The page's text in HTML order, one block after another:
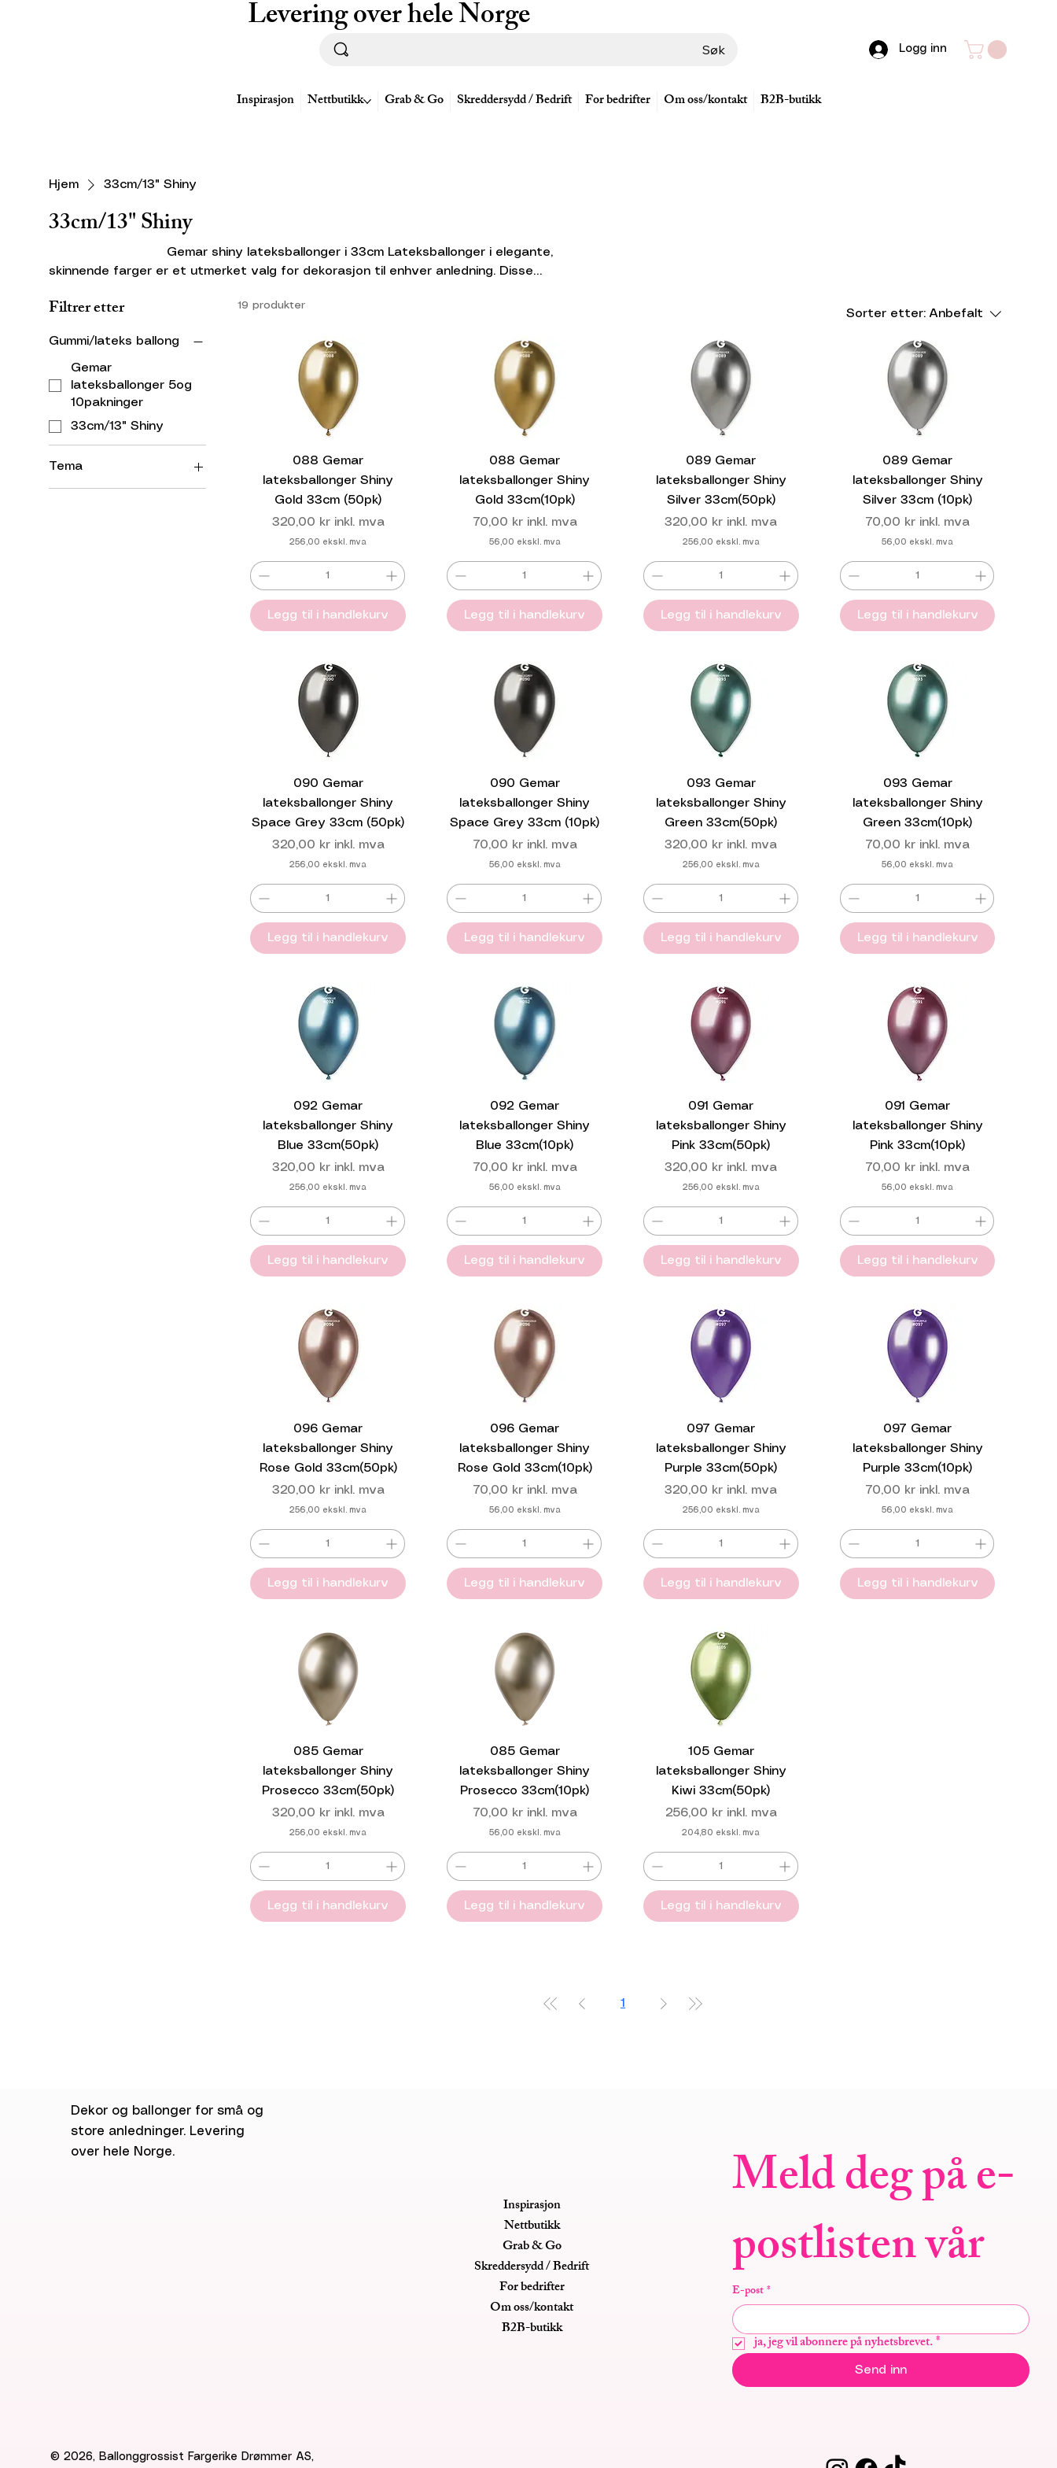
Levering over hele Norge
Søk
Inspirasjon Nettbutikk Grab & Go Skreddersydd / Bedrift For bedrifter Om oss/kontakt B2B-butikk
Logg inn
Hjem 33cm/13" Shiny
33cm/13" Shiny
Gemar shiny lateksballonger i 33cm Lateksballonger i elegante,
skinnende farger er et utmerket valg for dekorasjon til enhver anledning. Disse
enkelt blåses opp med både luft og gass. Vi tilbyr et bredt utvalg av farger, slik at
arrangementet ditt. Disse ballongene er ideelle for bursdager, jubileer, brylluper eller
andre feiringer der du ønsker å legge til en elegant og glitrende touch. Skap en
magisk og sofistik
Filtrer etter
Gummi/lateks ballong
Gemar
lateksballonger 5og
10pakninger
33cm/13" Shiny
Tema
19 produkter
Sorter etter: Anbefalt
088 Gemar
lateksballonger Shiny
Gold 33cm (50pk)
Pris
320,00 kr inkl. mva
256,00 ekskl. mva
Legg til i handlekurv
088 Gemar
lateksballonger Shiny
Gold 33cm(10pk)
Pris
70,00 kr inkl. mva
56,00 ekskl. mva
Legg til i handlekurv
089 Gemar
lateksballonger Shiny
Silver 33cm(50pk)
Pris
320,00 kr inkl. mva
256,00 ekskl. mva
Legg til i handlekurv
089 Gemar
lateksballonger Shiny
Silver 33cm (10pk)
Pris
70,00 kr inkl. mva
56,00 ekskl. mva
Legg til i handlekurv
090 Gemar
lateksballonger Shiny
Space Grey 33cm (50pk)
Pris
320,00 kr inkl. mva
256,00 ekskl. mva
Legg til i handlekurv
090 Gemar
lateksballonger Shiny
Space Grey 33cm (10pk)
Pris
70,00 kr inkl. mva
56,00 ekskl. mva
Legg til i handlekurv
093 Gemar
lateksballonger Shiny
Green 33cm(50pk)
Pris
320,00 kr inkl. mva
256,00 ekskl. mva
Legg til i handlekurv
093 Gemar
lateksballonger Shiny
Green 33cm(10pk)
Pris
70,00 kr inkl. mva
56,00 ekskl. mva
Legg til i handlekurv
092 Gemar
lateksballonger Shiny
Blue 33cm(50pk)
Pris
320,00 kr inkl. mva
256,00 ekskl. mva
Legg til i handlekurv
092 Gemar
lateksballonger Shiny
Blue 33cm(10pk)
Pris
70,00 kr inkl. mva
56,00 ekskl. mva
Legg til i handlekurv
091 Gemar
lateksballonger Shiny
Pink 33cm(50pk)
Pris
320,00 kr inkl. mva
256,00 ekskl. mva
Legg til i handlekurv
091 Gemar
lateksballonger Shiny
Pink 33cm(10pk)
Pris
70,00 kr inkl. mva
56,00 ekskl. mva
Legg til i handlekurv
096 Gemar
lateksballonger Shiny
Rose Gold 33cm(50pk)
Pris
320,00 kr inkl. mva
256,00 ekskl. mva
Legg til i handlekurv
096 Gemar
lateksballonger Shiny
Rose Gold 33cm(10pk)
Pris
70,00 kr inkl. mva
56,00 ekskl. mva
Legg til i handlekurv
097 Gemar
lateksballonger Shiny
Purple 33cm(50pk)
Pris
320,00 kr inkl. mva
256,00 ekskl. mva
Legg til i handlekurv
097 Gemar
lateksballonger Shiny
Purple 33cm(10pk)
Pris
70,00 kr inkl. mva
56,00 ekskl. mva
Legg til i handlekurv
085 Gemar
lateksballonger Shiny
Prosecco 33cm(50pk)
Pris
320,00 kr inkl. mva
256,00 ekskl. mva
Legg til i handlekurv
085 Gemar
lateksballonger Shiny
Prosecco 33cm(10pk)
Pris
70,00 kr inkl. mva
56,00 ekskl. mva
Legg til i handlekurv
105 Gemar
lateksballonger Shiny
Kiwi 33cm(50pk)
Pris
256,00 kr inkl. mva
204,80 ekskl. mva
Legg til i handlekurv
1
Meld deg på e-
postlisten vår
E-post*
ja, jeg vil abonnere på nyhetsbrevet.*
Send inn
Dekor og ballonger for små og
store anledninger. Levering
over hele Norge.
© 2026, Ballonggrossist Fargerike Drømmer AS,
Inspirasjon
Nettbutikk
Grab & Go
Skreddersydd / Bedrift
For bedrifter
Om oss/kontakt
B2B-butikk